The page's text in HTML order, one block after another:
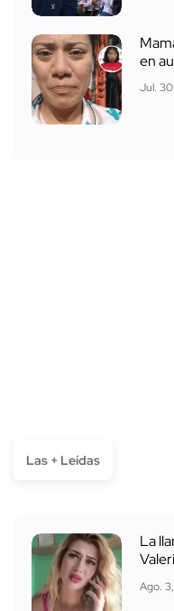
en
Jul.
Las + Leídas
La
Ago.